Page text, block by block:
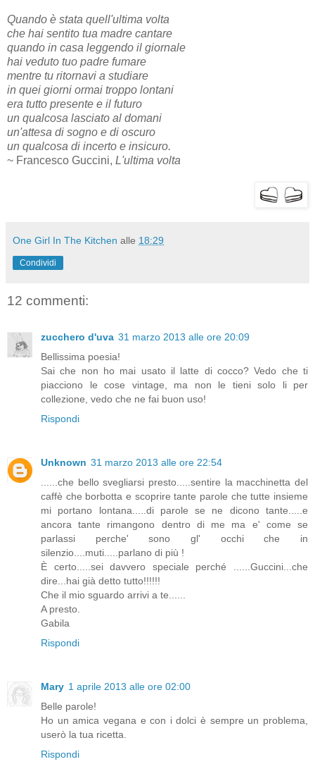
Quando è stata quell'ultima volta
che hai sentito tua madre cantare
quando in casa leggendo il giornale
hai veduto tuo padre fumare
mentre tu ritornavi a studiare
in quei giorni ormai troppo lontani
era tutto presente e il futuro
un qualcosa lasciato al domani
un'attesa di sogno e di oscuro
un qualcosa di incerto e insicuro.
~ Francesco Guccini, L'ultima volta
One Girl In The Kitchen alle 18:29
Condividi
12 commenti:
zucchero d'uva 31 marzo 2013 alle ore 20:09
Bellissima poesia!
Sai che non ho mai usato il latte di cocco? Vedo che ti
piacciono le cose vintage, ma non le tieni solo li per
collezione, vedo che ne fai buon uso!
Rispondi
Unknown 31 marzo 2013 alle ore 22:54
......che bello svegliarsi presto.....sentire la macchinetta del
caffè che borbotta e scoprire tante parole che tutte insieme
mi portano lontana.....di parole se ne dicono tante.....e
ancora tante rimangono dentro di me ma e' come se
parlassi perche' sono gl' occhi che in
silenzio....muti.....parlano di più !
È certo.....sei davvero speciale perché ......Guccini...che
dire...hai già detto tutto!!!!!!
Che il mio sguardo arrivi a te......
A presto.
Gabila
Rispondi
Mary 1 aprile 2013 alle ore 02:00
Belle parole!
Ho un amica vegana e con i dolci è sempre un problema,
userò la tua ricetta.
Rispondi